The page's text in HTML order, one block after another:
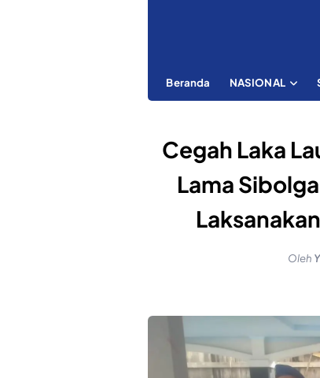
Beranda NASIONAL
Cegah Laka
Lama
Oleh